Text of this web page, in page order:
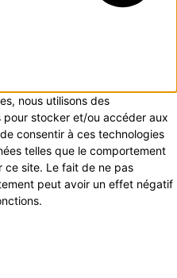
nous utilisons des
stocker et/ou accéder aux
consentir à ces technologies
telles que le comportement
ce site. Le fait de ne pas
peut avoir un effet négatif